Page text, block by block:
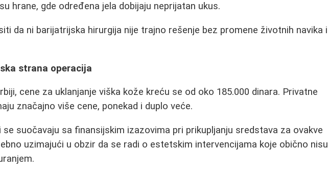
hrane, gde određena jela dobijaju neprijatan ukus.
da ni barijatrijska hirurgija nije trajno rešenje bez promene životnih navika i
strana operacija
cene za uklanjanje viška kože kreću se od oko 185.000 dinara. Privatne
značajno više cene, ponekad i duplo veće.
se suočavaju sa finansijskim izazovima pri prikupljanju sredstava za ovakve
uzimajući u obzir da se radi o estetskim intervencijama koje obično nisu